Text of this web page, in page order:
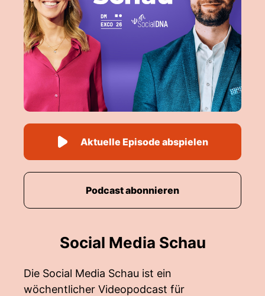
Social Media Schau
Die Social Media Schau ist ein
wöchentlicher Videopodcast für
Aktuelle Episode abspielen
Podcast abonnieren